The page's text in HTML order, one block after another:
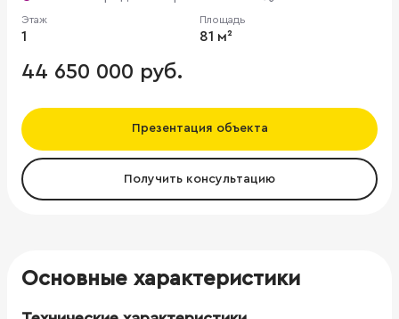
Этаж
1
Площадь
81 м²
44 650 000 руб.
Презентация объекта
Получить консультацию
Основные характеристики